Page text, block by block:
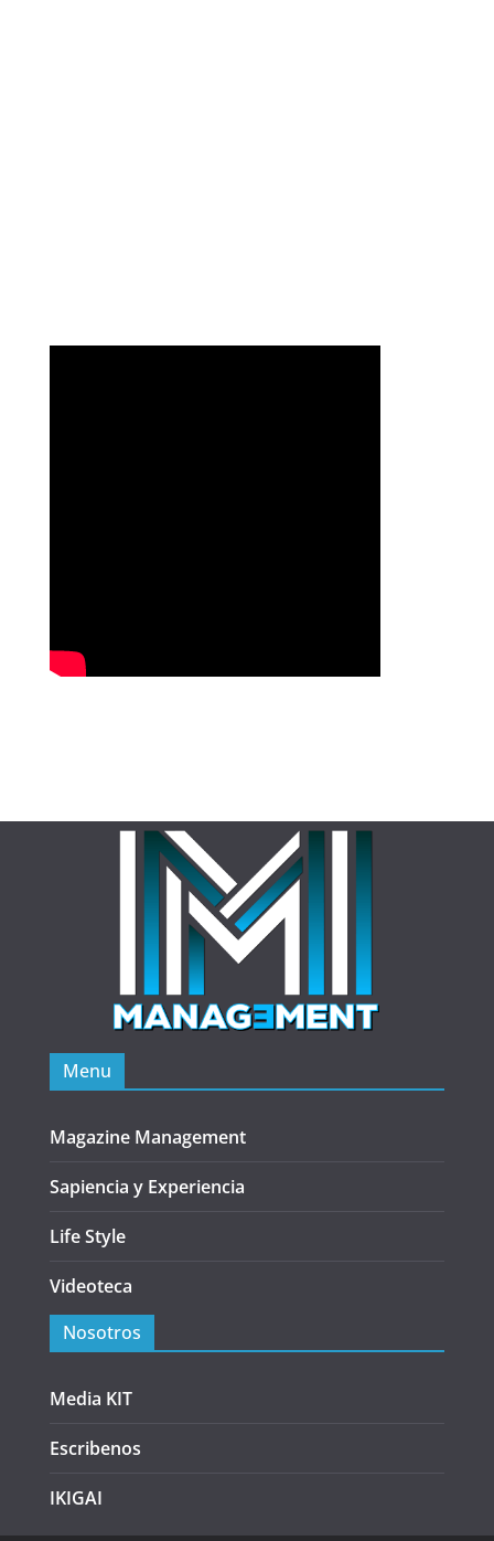
Menu
Magazine Management
Sapiencia y Experiencia
Life Style
Videoteca
Nosotros
Media KIT
Escribenos
IKIGAI